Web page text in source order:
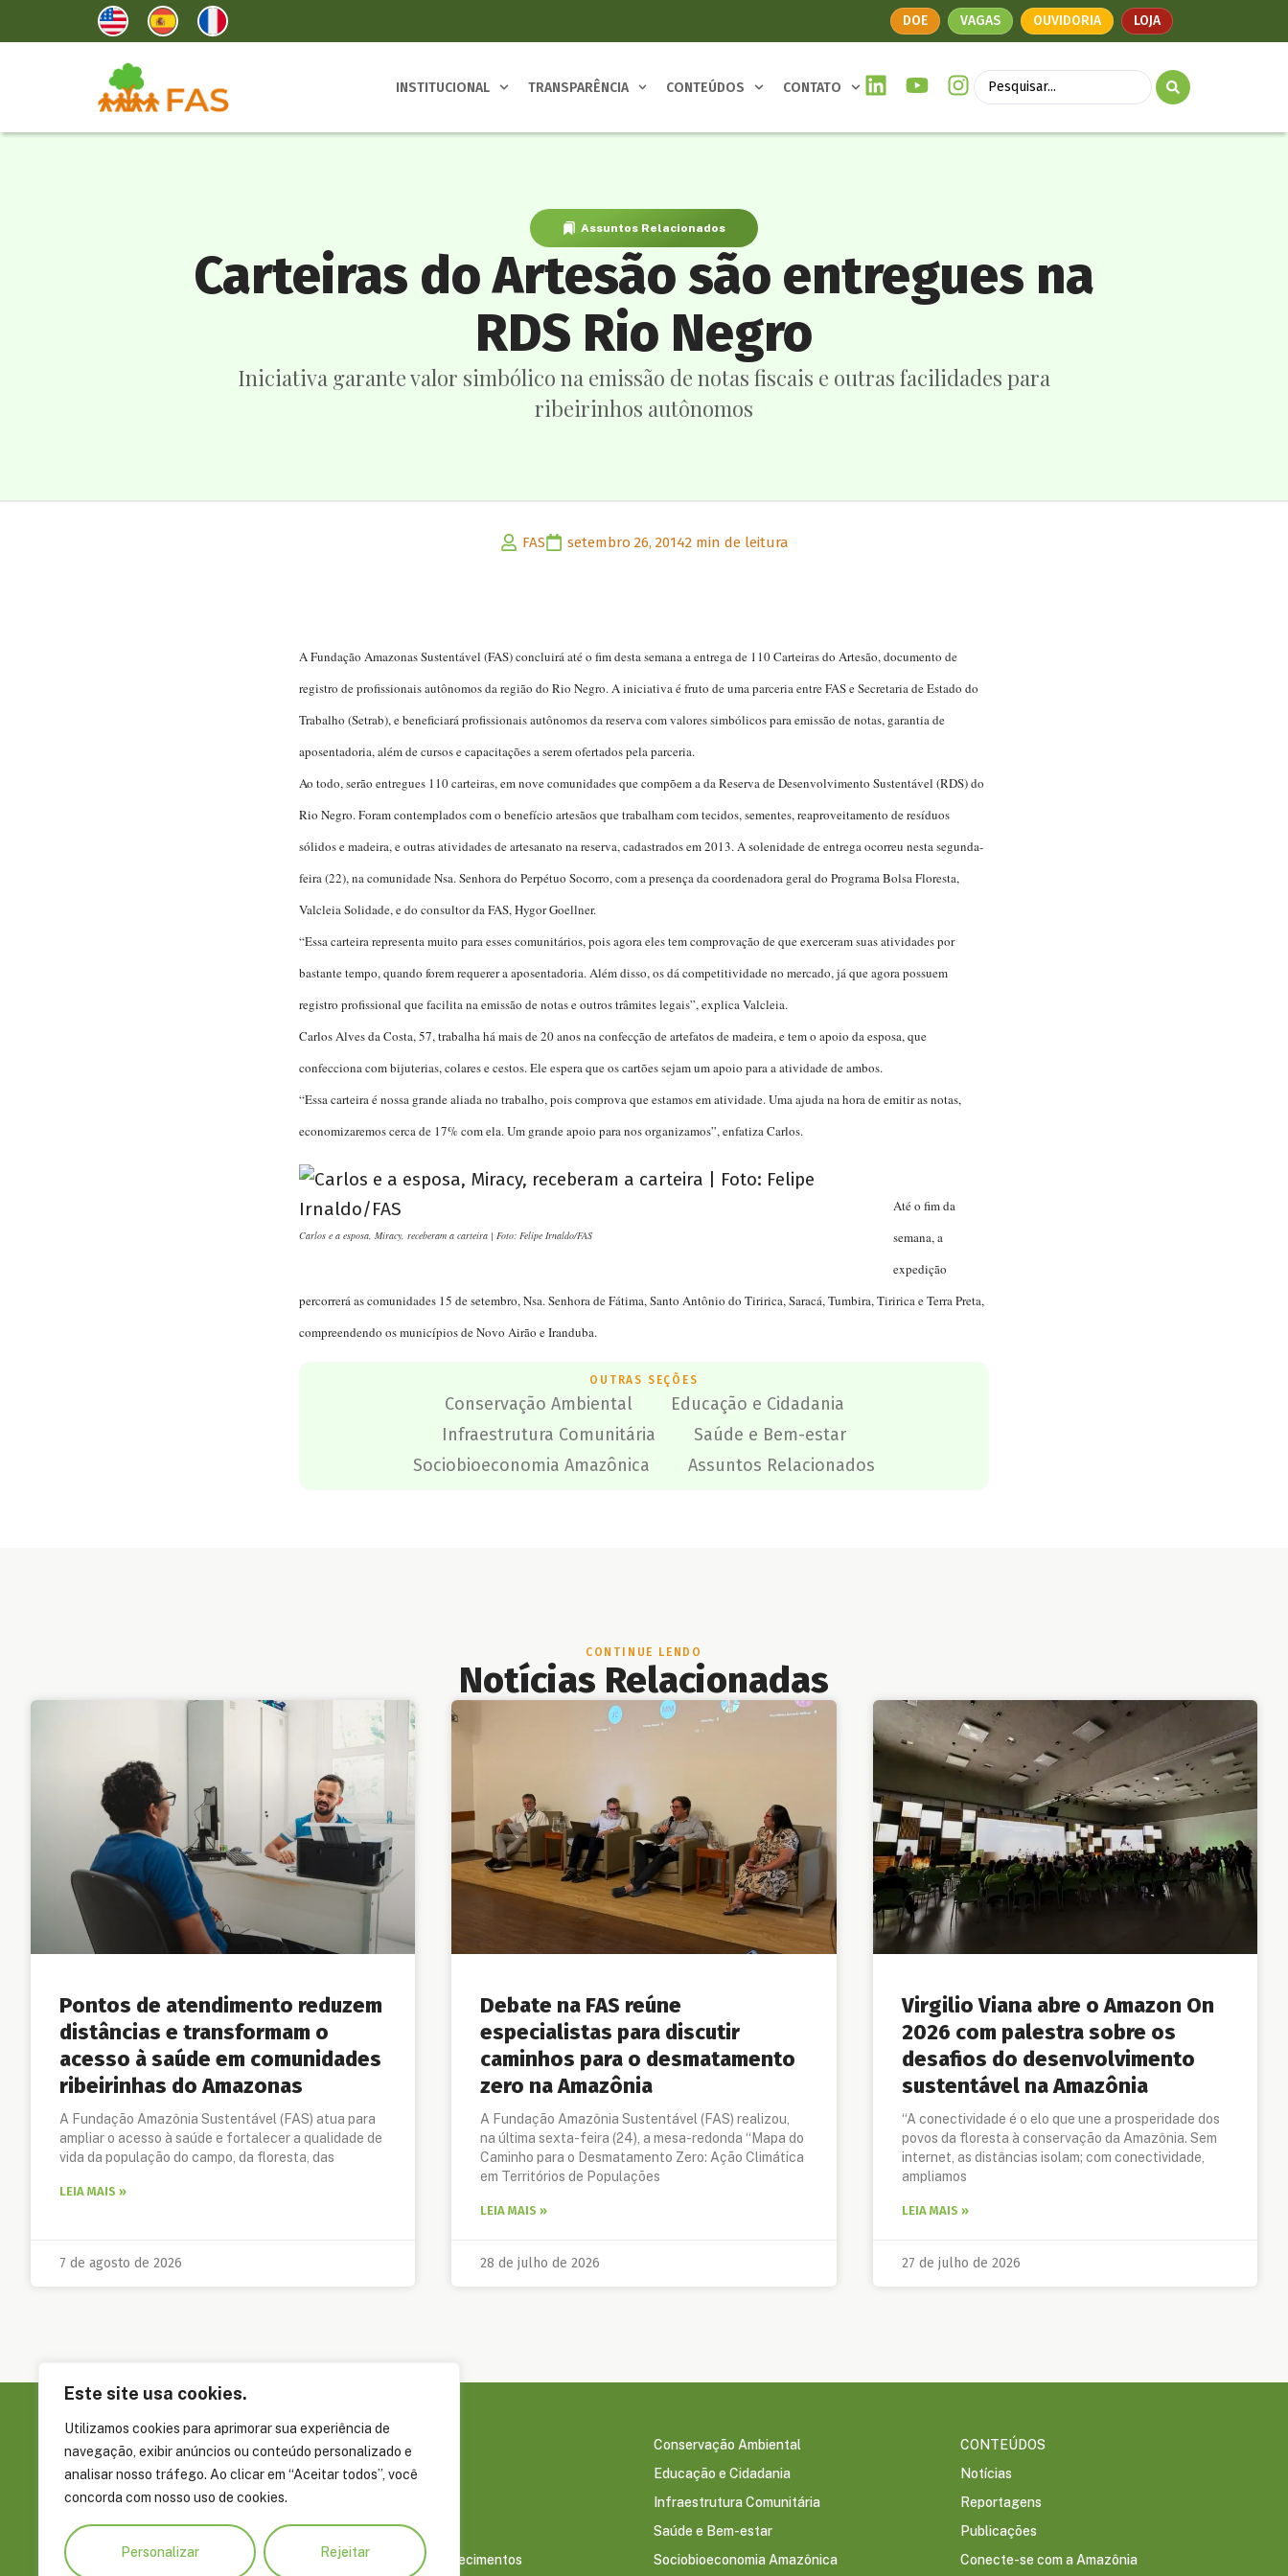
Este site usa cookies.
Utilizamos cookies para aprimorar sua experiência de
navegação, exibir anúncios ou conteúdo personalizado e
analisar nosso tráfego. Ao clicar em “Aceitar todos”, você
concorda com nosso uso de cookies.
Personalizar Rejeitar
DOE VAGAS OUVIDORIA LOJA
INSTITUCIONAL TRANSPARÊNCIA CONTEÚDOS CONTATO
Assuntos Relacionados
Carteiras do Artesão são entregues na
RDS Rio Negro
Iniciativa garante valor simbólico na emissão de notas fiscais e outras facilidades para
ribeirinhos autônomos
FAS setembro 26, 20142 min de leitura
A Fundação Amazonas Sustentável (FAS) concluirá até o fim desta semana a entrega de 110 Carteiras do Artesão, documento de
registro de profissionais autônomos da região do Rio Negro. A iniciativa é fruto de uma parceria entre FAS e Secretaria de Estado do
Trabalho (Setrab), e beneficiará profissionais autônomos da reserva com valores simbólicos para emissão de notas, garantia de
aposentadoria, além de cursos e capacitações a serem ofertados pela parceria.
Ao todo, serão entregues 110 carteiras, em nove comunidades que compõem a da Reserva de Desenvolvimento Sustentável (RDS) do
Rio Negro. Foram contemplados com o benefício artesãos que trabalham com tecidos, sementes, reaproveitamento de resíduos
sólidos e madeira, e outras atividades de artesanato na reserva, cadastrados em 2013. A solenidade de entrega ocorreu nesta segunda-
feira (22), na comunidade Nsa. Senhora do Perpétuo Socorro, com a presença da coordenadora geral do Programa Bolsa Floresta,
Valcleia Solidade, e do consultor da FAS, Hygor Goellner.
“Essa carteira representa muito para esses comunitários, pois agora eles tem comprovação de que exerceram suas atividades por
bastante tempo, quando forem requerer a aposentadoria. Além disso, os dá competitividade no mercado, já que agora possuem
registro profissional que facilita na emissão de notas e outros trâmites legais”, explica Valcleia.
Carlos Alves da Costa, 57, trabalha há mais de 20 anos na confecção de artefatos de madeira, e tem o apoio da esposa, que
confecciona com bijuterias, colares e cestos. Ele espera que os cartões sejam um apoio para a atividade de ambos.
“Essa carteira é nossa grande aliada no trabalho, pois comprova que estamos em atividade. Uma ajuda na hora de emitir as notas,
economizaremos cerca de 17% com ela. Um grande apoio para nos organizamos”, enfatiza Carlos.
Carlos e a esposa, Miracy, receberam a carteira | Foto: Felipe Irnaldo/FAS
Até o fim da
semana, a
expedição
percorrerá as comunidades 15 de setembro, Nsa. Senhora de Fátima, Santo Antônio do Tiririca, Saracá, Tumbira, Tiririca e Terra Preta,
compreendendo os municípios de Novo Airão e Iranduba.
OUTRAS SEÇÕES
Conservação Ambiental
Educação e Cidadania
Infraestrutura Comunitária
Saúde e Bem-estar
Sociobioeconomia Amazônica
Assuntos Relacionados
CONTINUE LENDO
Notícias Relacionadas
Pontos de atendimento reduzem
distâncias e transformam o
acesso à saúde em comunidades
ribeirinhas do Amazonas
A Fundação Amazônia Sustentável (FAS) atua para
ampliar o acesso à saúde e fortalecer a qualidade de
vida da população do campo, da floresta, das
LEIA MAIS »
7 de agosto de 2026
Debate na FAS reúne
especialistas para discutir
caminhos para o desmatamento
zero na Amazônia
A Fundação Amazônia Sustentável (FAS) realizou,
na última sexta-feira (24), a mesa-redonda “Mapa do
Caminho para o Desmatamento Zero: Ação Climática
em Territórios de Populações
LEIA MAIS »
28 de julho de 2026
Virgilio Viana abre o Amazon On
2026 com palestra sobre os
desafios do desenvolvimento
sustentável na Amazônia
“A conectividade é o elo que une a prosperidade dos
povos da floresta à conservação da Amazônia. Sem
internet, as distâncias isolam; com conectividade,
ampliamos
LEIA MAIS »
27 de julho de 2026
Rua Álvaro Braga, 351, Parque Dez de
69055-660
+55 92 4009 8900
Sobre a FAS
Governança
Parceiros
Prêmios e Reconhecimentos
Conservação Ambiental
Educação e Cidadania
Infraestrutura Comunitária
Saúde e Bem-estar
Sociobioeconomia Amazônica
CONTEÚDOS
Notícias
Reportagens
Publicações
Conecte-se com a Amazônia